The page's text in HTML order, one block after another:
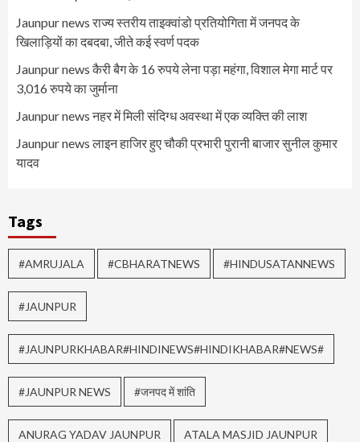
Jaunpur news ​राज्य स्तरीय ताइक्वांडो प्रतियोगिता में जनपद के
खिलाड़ियों का दबदबा, जीते कई स्वर्ण पदक
Jaunpur news कैरी बैग के 16 रुपये लेना पड़ा महंगा, विशाल मेगा मार्ट पर
3,016 रुपये का जुर्माना
Jaunpur news नहर में मिली संदिग्ध अवस्था में एक व्यक्ति की लाश
Jaunpur news लाइन हाजिर हुए चौकी प्रभारी पुरानी बाजार सुनील कुमार
यादव
Tags
#AMRUJALA #CBHARATNEWS #HINDUSATANNEWS
#JAUNPUR
#JAUNPURKHABAR#HINDINEWS#HINDIKHABAR#NEWS#
#JAUNPUR NEWS #जनपद में शांति
ANURAG YADAV JAUNPUR ATALA MASJID JAUNPUR